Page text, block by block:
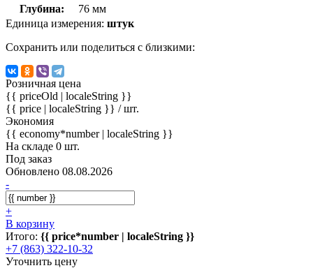
Глубина:
76 мм
Единица измерения: штук
Сохранить или поделиться с близкими:
Розничная цена
{{ priceOld | localeString }}
{{ price | localeString }} / шт.
Экономия
{{ economy*number | localeString }}
На складе 0 шт.
Под заказ
Обновлено 08.08.2026
-
+
В корзину
Итого: {{ price*number | localeString }}
+7 (863) 322-10-32
Уточнить цену